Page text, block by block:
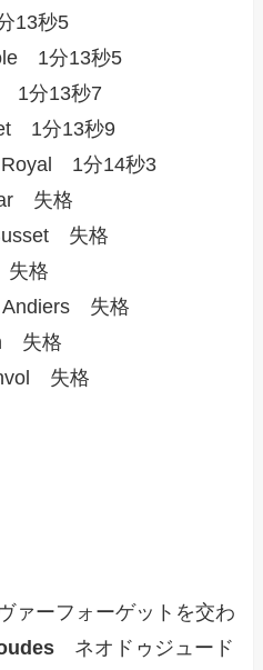
13秒5
1分13秒5
1分13秒7
1分13秒9
1分14秒3
失格
失格
格
失格
失格
失格
ァーフォーゲットを交わ
ネオドゥジュード